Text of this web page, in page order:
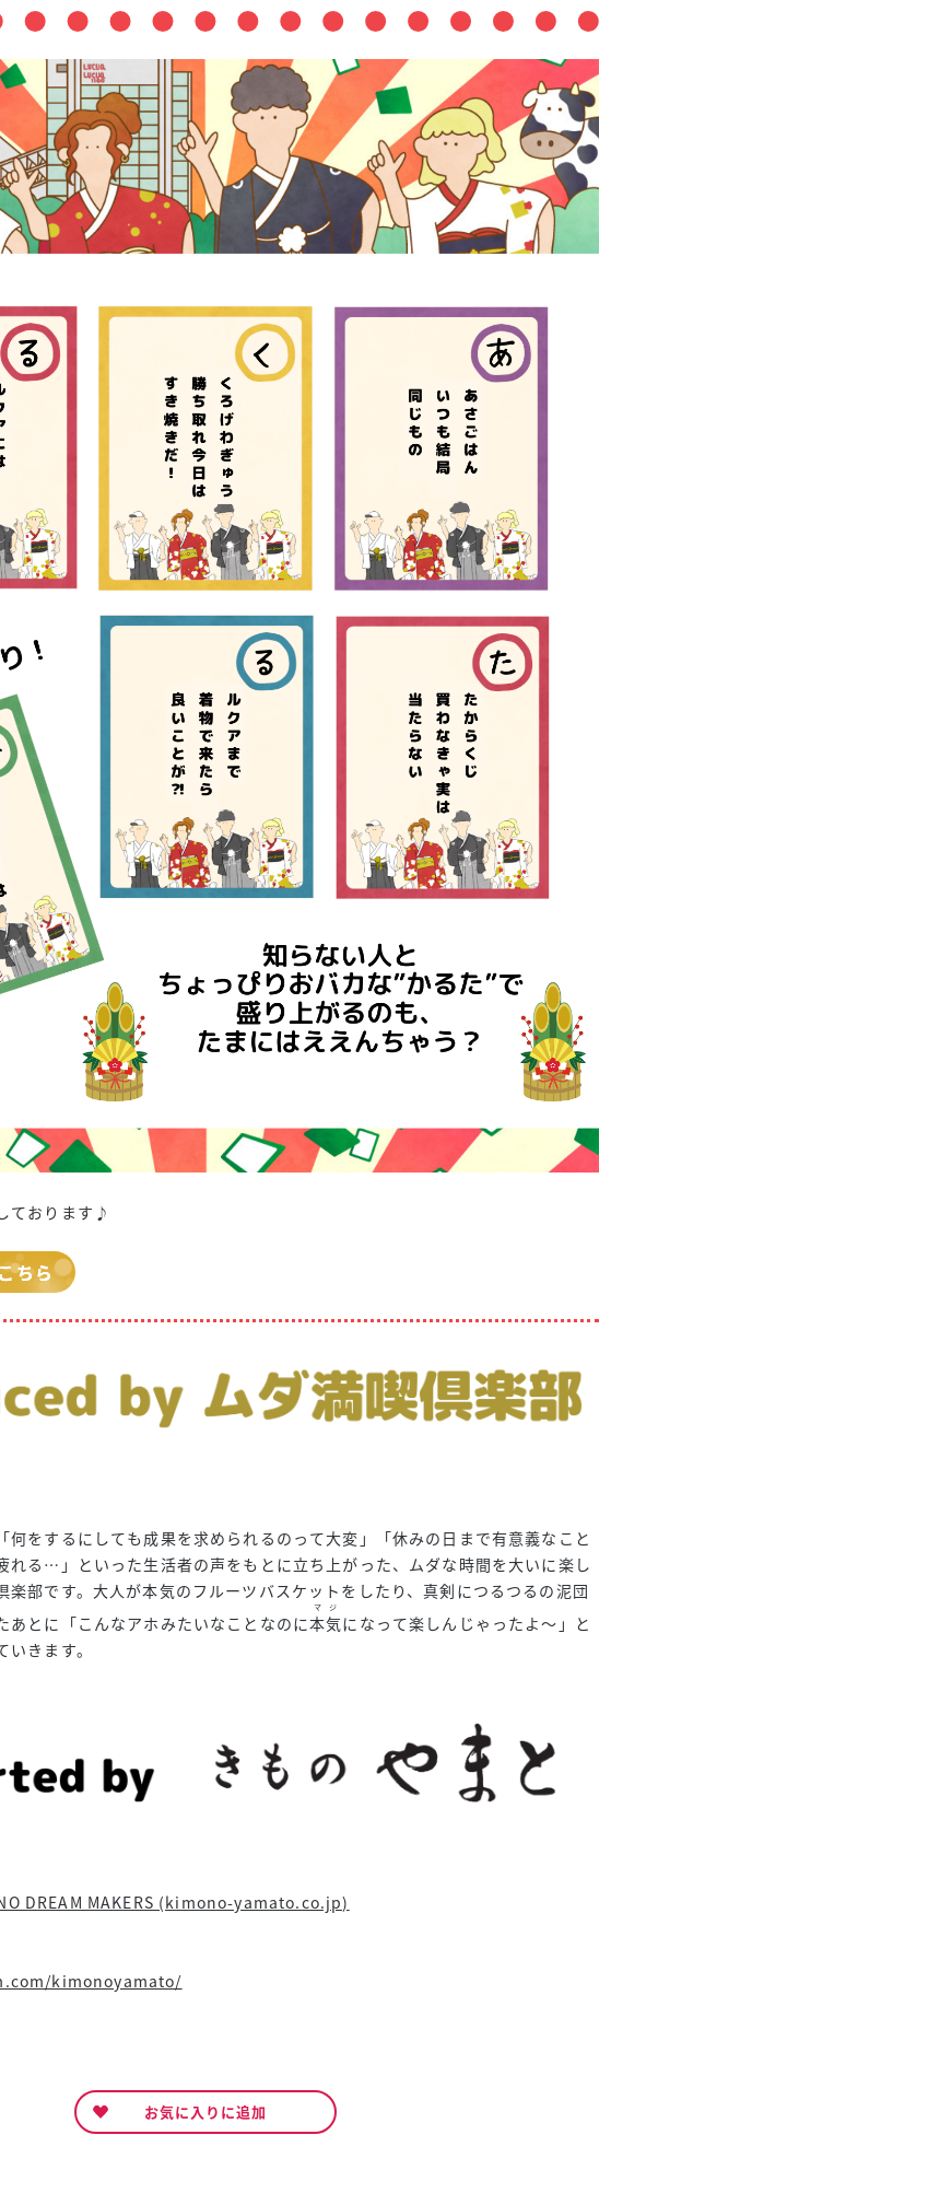
ております♪
ちら
何をするにしても成果を求められるのって大変」「休みの日まで有意義なこと
れる…」といった生活者の声をもとに立ち上がった、ムダな時間を大いに楽し
部です。 大人が本気のフルーツバスケットをしたり、真剣につるつるの泥団
あとに「こんなアホみたいなことなのに本気
マジ
になって楽しんじゃったよ～」と
きます。
DREAM MAKERS (kimono-yamato.co.jp)
kimonoyamato/
お気に入りに追加